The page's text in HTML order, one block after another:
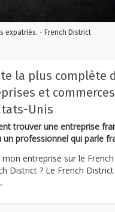
expatriés. - French District
la plus complète
et
Unis
trouver une entreprise
un professionnel qui parle
mon entreprise sur le
District ? Le French